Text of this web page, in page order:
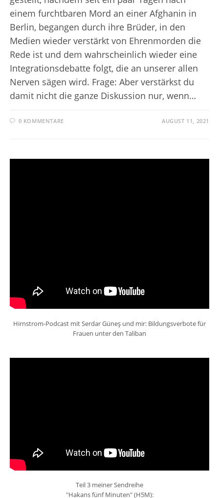
einem furchtbaren Mord an einer Afghanin in
Berlin, begangen durch ihre Brüder, in den
Medien wieder verstärkt von Ehrenmorden die
Rede ist und dem wahrscheinlich wieder eine
Integrationsdebatte folgt, die an unserer allen
Nerven sägen wird. Frage: Aber verstärkst du
damit nicht die ganze Diskussion nur, wenn…
0 KOMMENTARE AUGUST 11, 2021
Hirnstrom-Podcast mit Serdar Güneş und mir: Bildungsverbote für
Frauen unter den Taliban
Teil 3 meiner Sendreihe
"Hakans fünf Minuten" (H5M):